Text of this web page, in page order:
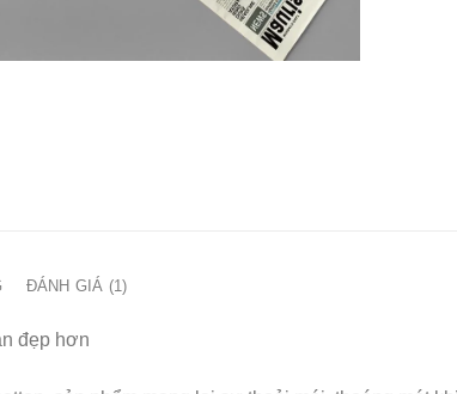
ĐÁNH GIÁ (1)
đẹp hơn